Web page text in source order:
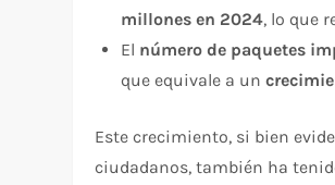
millones en 2024, lo que
El número de paquetes
que equivale a un
Este crecimiento, si bien
ciudadanos, también ha